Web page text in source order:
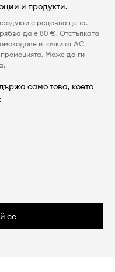
и продукти.
с редовна цена.
да е 80 €. Отстъпката
и точки от AC
Може да ги
.
само това, което
се